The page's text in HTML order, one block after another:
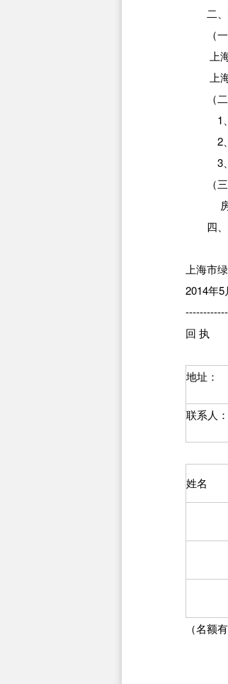
二、
（
上海
上海
（
1、建
2、建
3、保
（三
房地
四、
上海市
2014年5
回 执
地址：
联系人：
姓名
（名额
会